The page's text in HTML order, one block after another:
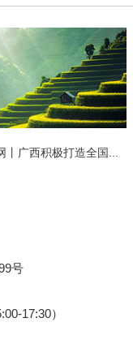
丨广西积极打造全国...
号
17:30）